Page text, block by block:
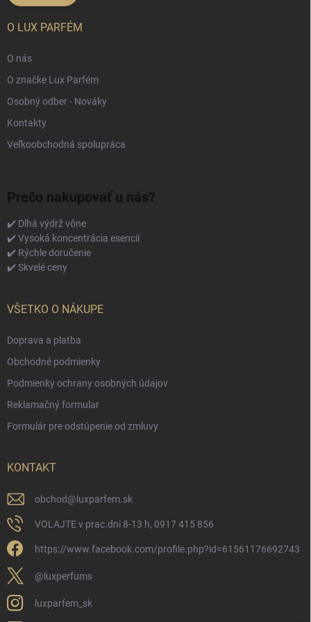
O LUX PARFÉM
O nás
O značke Lux Parfém
Osobný odber - Nováky
Kontakty
Veľkoobchodná spolupráca
Prečo nakupovať u nás?
✔️ Dlhá výdrž vône
✔️ Vysoká koncentrácia esencií
✔️ Rýchle doručenie
✔️ Skvelé ceny
VŠETKO O NÁKUPE
Doprava a platba
Obchodné podmienky
Podmienky ochrany osobných údajov
Reklamačný formular
Formulár pre odstúpenie od zmluvy
KONTAKT
obchod@ luxparfem.sk
VOLAJTE v prac.dni 8-13 h, 0917 415 856
https://www.facebook.com/profile.php?id=61561176692743
@luxperfums
luxparfem_sk